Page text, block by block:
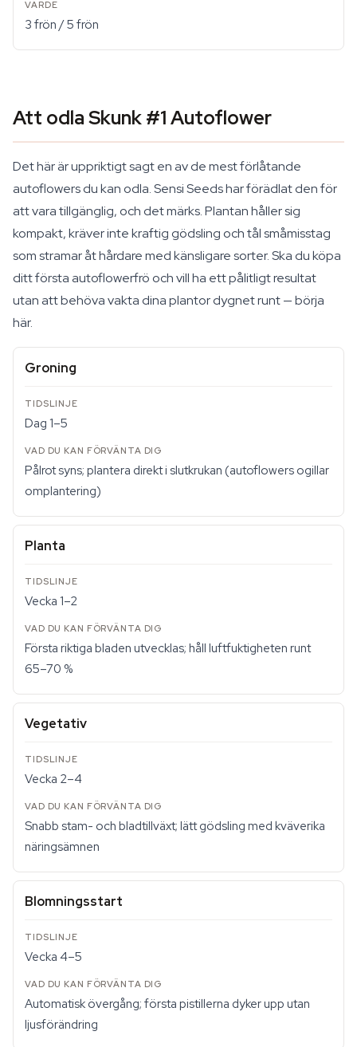
3 frön / 5 frön
Att odla Skunk #1 Autoflower
Det här är uppriktigt sagt en av de mest förlåtande
autoflowers du kan odla. Sensi Seeds har förädlat den för
att vara tillgänglig, och det märks. Plantan håller sig
kompakt, kräver inte kraftig gödsling och tål småmisstag
som stramar åt hårdare med känsligare sorter. Ska du köpa
ditt första autoflowerfrö och vill ha ett pålitligt resultat
utan att behöva vakta dina plantor dygnet runt — börja
här.
Groning
Dag 1–5
Pålrot syns; plantera direkt i slutkrukan (autoflowers ogillar
omplantering)
Planta
Vecka 1–2
Första riktiga bladen utvecklas; håll luftfuktigheten runt
65–70 %
Vegetativ
Vecka 2–4
Snabb stam- och bladtillväxt; lätt gödsling med kväverika
näringsämnen
Blomningsstart
Vecka 4–5
Automatisk övergång; första pistillerna dyker upp utan
ljusförändring